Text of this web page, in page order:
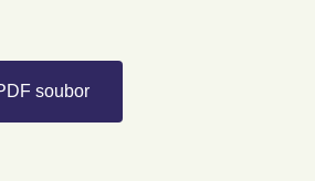
soubor